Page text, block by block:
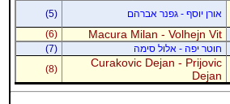
אורן יוסף - גפנר אברהם
(5)
Macura Milan - Volhejn Vit
(6)
חוטר יפה - אלול סימה
(7)
Curakovic Dejan - Prijovic
Dejan
(8)